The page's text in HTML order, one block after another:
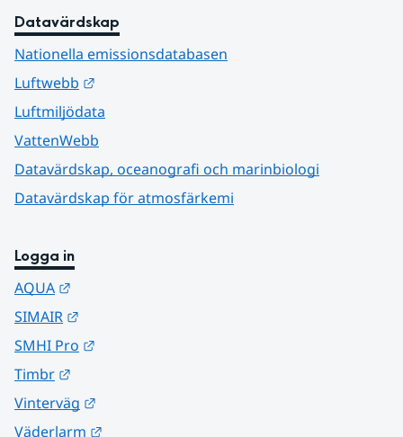
Datavärdskap
Nationella emissionsdatabasen
Luftwebb
Luftmiljödata
VattenWebb
Datavärdskap, oceanografi och marinbiologi
Datavärdskap för atmosfärkemi
Logga in
AQUA
SIMAIR
SMHI Pro
Timbr
Vinterväg
Väderlarm